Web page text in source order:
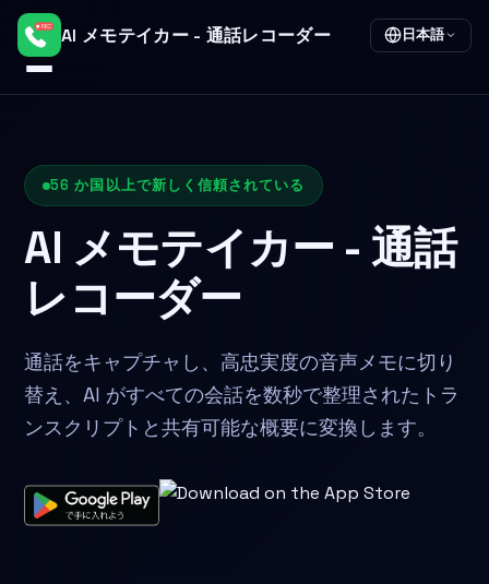
AI メモテイカー - 通話レコーダー 日本語
56 か国以上で新しく信頼されている
AI メモテイカー - 通話
レコーダー
通話をキャプチャし、高忠実度の音声メモに切り
替え、AI がすべての会話を数秒で整理されたトラ
ンスクリプトと共有可能な概要に変換します。